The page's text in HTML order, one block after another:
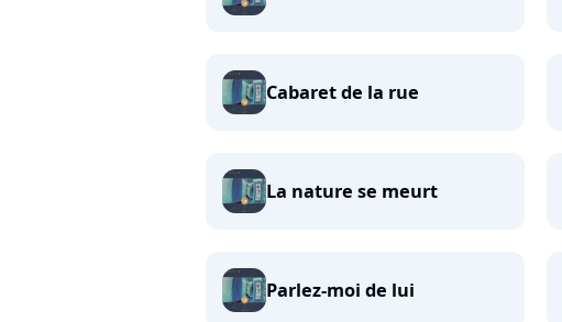
Cabaret de la rue
La nature se meurt
Parlez-moi de lui